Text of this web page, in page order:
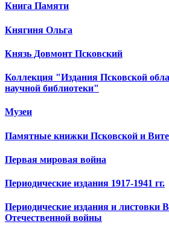
Книга Памяти
Княгиня Ольга
Князь Довмонт Псковский
Коллекция "Издания Псковской
научной библиотеки"
Музеи
Памятные книжки Псковской и
Первая мировая война
Периодические издания 1917-1941 гг.
Периодические издания и листовки
Отечественной войны